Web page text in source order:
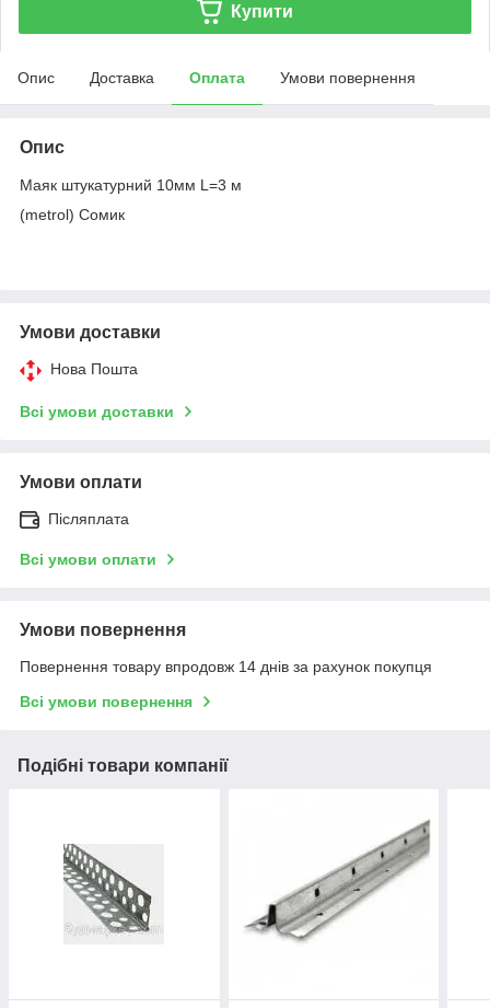
Купити
Опис Доставка Оплата Умови повернення
Опис
Маяк штукатурний 10мм L=3 м
(metrol) Сомик
Умови доставки
Нова Пошта
Всі умови доставки
Умови оплати
Післяплата
Всі умови оплати
Умови повернення
Повернення товару впродовж 14 днів за рахунок покупця
Всі умови повернення
Подібні товари компанії